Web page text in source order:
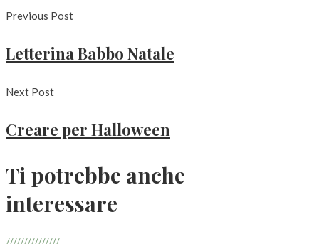
Previous Post
Letterina Babbo Natale
Next Post
Creare per Halloween
Ti potrebbe anche
interessare